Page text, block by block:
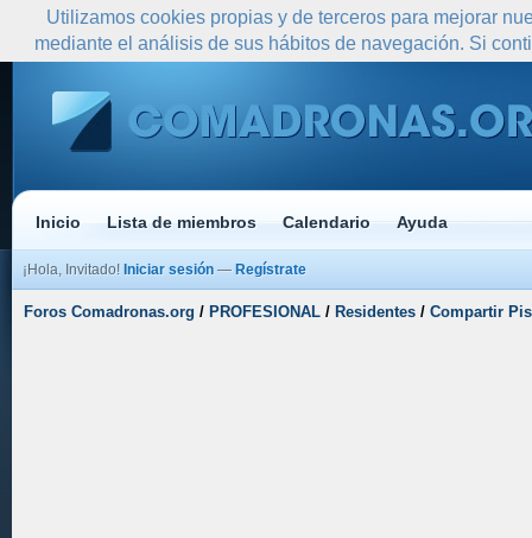
Inicio Lista de miembros Calendario Ayuda
¡Hola, Invitado! Iniciar sesión — Regístrate
Foros Comadronas.org / PROFESIONAL / Residentes / Compartir
Utilizamos cookies propias y de terceros para mejorar
mediante el análisis de sus hábitos de navegación. Si